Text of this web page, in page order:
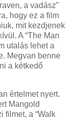
a vadász”
hogy ez a film
mit kezdjenek
A “The Man
utalás lehet a
Megvan benne
a kétkedő
értelmet nyert.
Mangold
filmet, a “Walk